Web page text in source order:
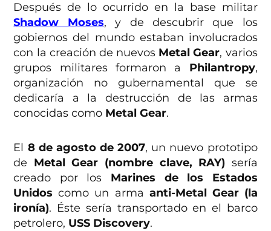
Después de lo ocurrido en la base militar
Shadow Moses, y de descubrir que los
gobiernos del mundo estaban involucrados
con la creación de nuevos Metal Gear, varios
grupos militares formaron a Philantropy,
organización no gubernamental que se
dedicaría a la destrucción de las armas
conocidas como Metal Gear.
El 8 de agosto de 2007, un nuevo prototipo
de Metal Gear (nombre clave, RAY) sería
creado por los Marines de los Estados
Unidos como un arma anti-Metal Gear (la
ironía). Éste sería transportado en el barco
petrolero, USS Discovery.